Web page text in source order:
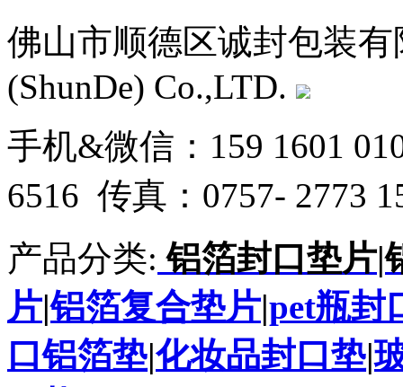
佛山市顺德区诚封包装有
(ShunDe) Co.,LTD.
手机&微信：159 1601
6516 传真：0757- 2773
产品分类: 铝箔封口垫片|
片|铝箔复合垫片|pet瓶封
口铝箔垫|化妆品封口垫|